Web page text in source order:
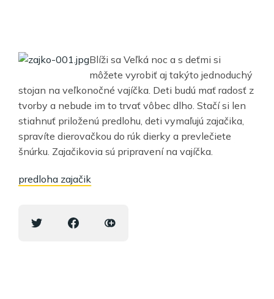
Blíži sa Veľká noc a s deťmi si
môžete vyrobiť aj takýto jednoduchý
stojan na veľkonočné vajíčka. Deti budú mať radosť z
tvorby a nebude im to trvať vôbec dlho. Stačí si len
stiahnuť priloženú predlohu, deti vymaľujú zajačika,
spravíte dierovačkou do rúk dierky a prevlečiete
šnúrku. Zajačikovia sú pripravení na vajíčka.
predloha zajačik